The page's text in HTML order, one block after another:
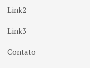
Link2
Link3
Contato